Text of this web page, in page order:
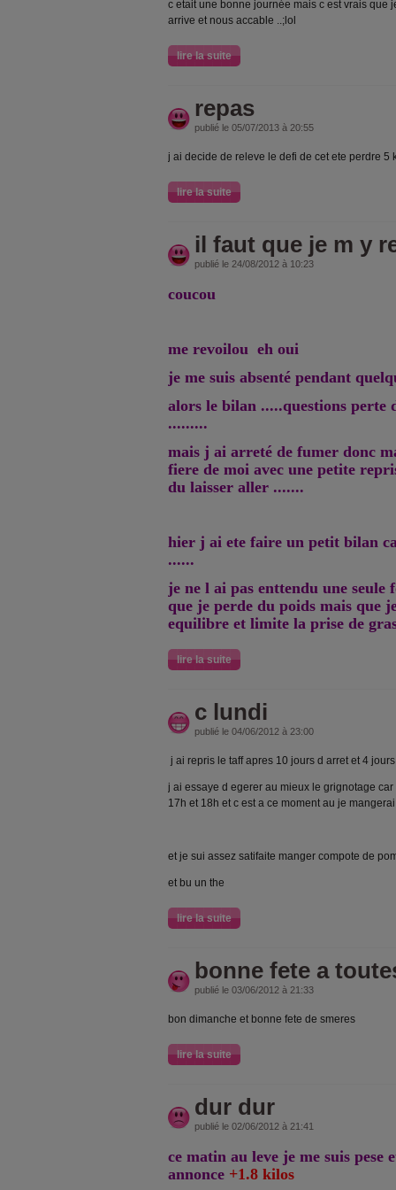
c etait une bonne journée mais c est vrais que
arrive et nous accable ..;lol
lire la suite
repas
publié le 05/07/2013 à 20:55
j ai decide de releve le defi de cet ete perdre 5
lire la suite
il faut que je m y
publié le 24/08/2012 à 10:23
coucou
me revoilou eh oui
je me suis absenté pendant
alors le bilan .....questions perte
.........
mais j ai arreté de fumer donc
fiere de moi avec une petite
du laisser aller .......
hier j ai ete faire un petit bilan
......
je ne l ai pas enttendu une
que je perde du poids mais que
equilibre et limite la prise de
lire la suite
c lundi
publié le 04/06/2012 à 23:00
j ai repris le taff apres 10 jours d arret et 4
j ai essaye d egerer au mieux le grignotage
17h et 18h et c est a ce moment au je
et je sui assez satifaite manger compote de
et bu un the
lire la suite
bonne fete a
publié le 03/06/2012 à 21:33
bon dimanche et bonne fete de smeres
lire la suite
dur dur
publié le 02/06/2012 à 21:41
ce matin au leve je me suis pese
annonce +1.8 kilos